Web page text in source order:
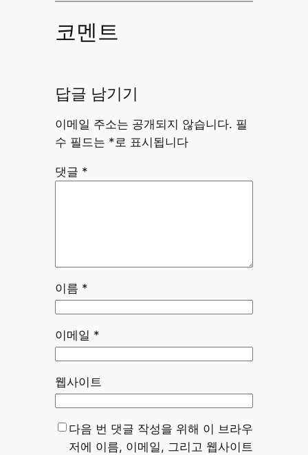
코멘트
답글 남기기
이메일 주소는 공개되지 않습니다. 필
수 필드는 *로 표시됩니다
댓글 *
이름 *
이메일 *
웹사이트
다음 번 댓글 작성을 위해 이 브라우
저에 이름, 이메일, 그리고 웹사이트